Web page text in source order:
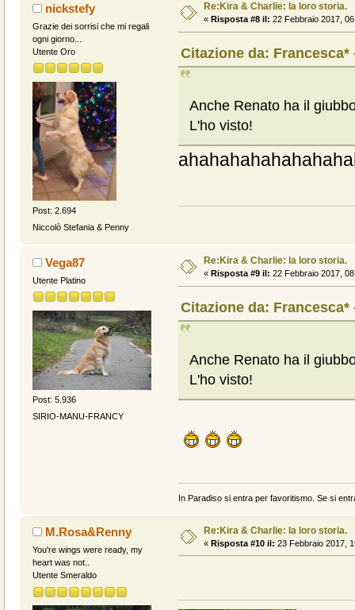
nickstefy
Grazie dei sorrisi che mi regali
ogni giorno...
Utente Oro
Post: 2.694
Niccolò Stefania & Penny
Re:Kira & Charlie: la loro storia.
« Risposta #8 il: 22 Febbraio 2017,
Citazione da: Francesca*
Anche Renato ha il
L'ho visto!
Vega87
Utente Platino
Post: 5.936
SIRIO-MANU-FRANCY
Re:Kira & Charlie: la loro storia.
« Risposta #9 il: 22 Febbraio 2017,
Citazione da: Francesca*
Anche Renato ha il
L'ho visto!
In Paradiso si entra per favoritismo. Se si
M.Rosa&Renny
You're wings were ready, my
heart was not..
Utente Smeraldo
Re:Kira & Charlie: la loro storia.
« Risposta #10 il: 23 Febbraio 2017,